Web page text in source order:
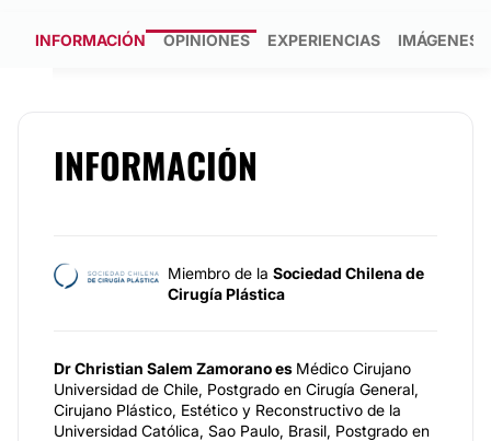
INFORMACIÓN OPINIONES EXPERIENCIAS IMÁGENES
INFORMACIÓN
Miembro de la Sociedad Chilena de
Cirugía Plástica
Dr Christian Salem Zamorano es Médico Cirujano
Universidad de Chile, Postgrado en Cirugía General,
Cirujano Plástico, Estético y Reconstructivo de la
Universidad Católica, Sao Paulo, Brasil, Postgrado en